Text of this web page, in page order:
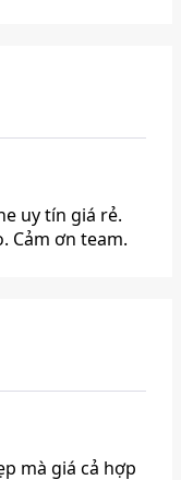
uy tín giá rẻ.
Cảm ơn team.
mà giá cả hợp